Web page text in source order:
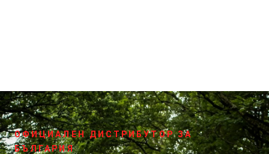
ОФИЦИАЛЕН ДИСТРИБУТОР ЗА
БЪЛГАРИЯ